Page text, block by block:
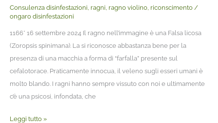
Consulenza disinfestazioni ragni ragno violino, riconscimento/
ongaro disinfestazioni
1166* 16 settembre 2024 Il ragno nell’immagine è una Falsa licosa
(Zoropsis spinimana). La si riconosce abbastanza bene per la
presenza di una macchia a forma di “farfalla” presente sul
cefalotorace. Praticamente innocua, il veleno sugli esseri umani è
molto blando. I ragni hanno sempre vissuto con noi e ultimamente
c’è una psicosi, infondata, che
Leggi tutto »